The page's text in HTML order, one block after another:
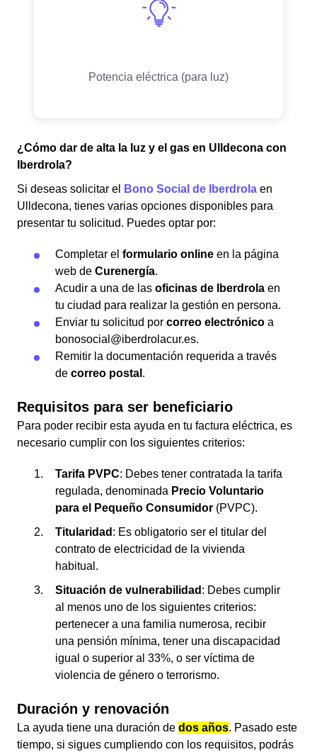
¿Cómo dar de alta la luz y el gas en Ulldecona con
Iberdrola?
Si deseas solicitar el
Bono Social de Iberdrola en
Ulldecona, tienes varias opciones disponibles para
presentar tu solicitud. Puedes optar por:
Completar el formulario online en la página
web de Curenergía.
Acudir a una de las oficinas de Iberdrola en
tu ciudad para realizar la gestión en persona.
Enviar tu solicitud por correo electrónico a
bonosocial@iberdrolacur.es.
Remitir la documentación requerida a través
de correo postal .
Requisitos para ser beneficiario
Para poder recibir esta ayuda en tu factura eléctrica, es
necesario cumplir con los siguientes criterios:
Tarifa PVPC: Debes tener contratada la tarifa
regulada, denominada Precio Voluntario
para el Pequeño Consumidor (PVPC).
Titularidad : Es obligatorio ser el titular del
contrato de electricidad de la vivienda
habitual.
Situación de vulnerabilidad : Debes cumplir
al menos uno de los siguientes criterios:
pertenecer a una familia numerosa, recibir
una pensión mínima, tener una discapacidad
igual o superior al 33%, o ser víctima de
violencia de género o terrorismo.
Duración y renovación
La ayuda tiene una duración de dos años. Pasado este
tiempo, si sigues cumpliendo con los requisitos, podrás